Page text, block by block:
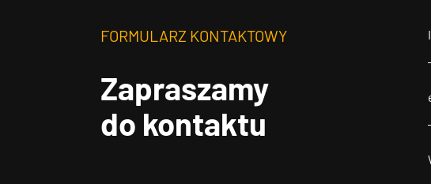
FORMULARZ KONTAKTOWY
Zapraszamy
do kontaktu